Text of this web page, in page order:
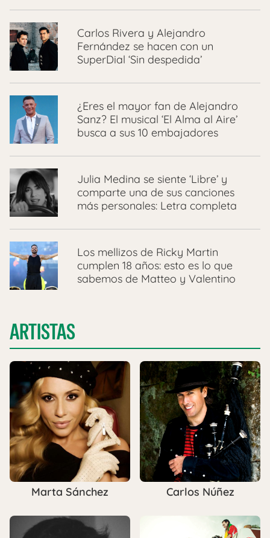
Carlos Rivera y Alejandro
Fernández se hacen con un
SuperDial ‘Sin despedida’
¿Eres el mayor fan de Alejandro
Sanz? El musical ‘El Alma al Aire’
busca a sus 10 embajadores
Julia Medina se siente ‘Libre’ y
comparte una de sus canciones
más personales: Letra completa
Los mellizos de Ricky Martin
cumplen 18 años: esto es lo que
sabemos de Matteo y Valentino
ARTISTAS
Marta Sánchez Carlos Núñez